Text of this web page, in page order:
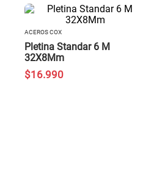
ACEROS COX
Pletina Standar 6 M
32X8Mm
$16.990